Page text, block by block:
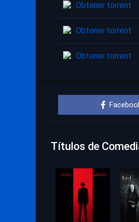
Obtener torrent
Obtener torrent
Obtener torrent
Títulos de